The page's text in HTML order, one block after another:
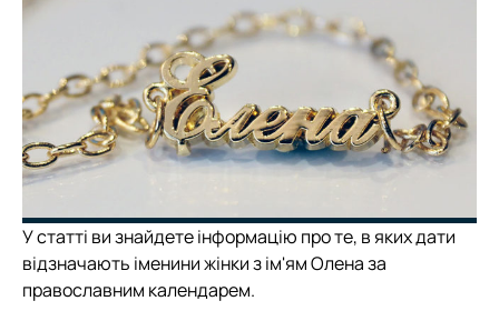
У статті ви знайдете інформацію про те, в яких дати
відзначають іменини жінки з ім'ям Олена за
православним календарем.